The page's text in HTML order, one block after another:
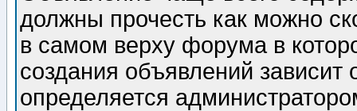
должны прочесть как можно
в самом верху форума в
создания объявлений зависит
определяется